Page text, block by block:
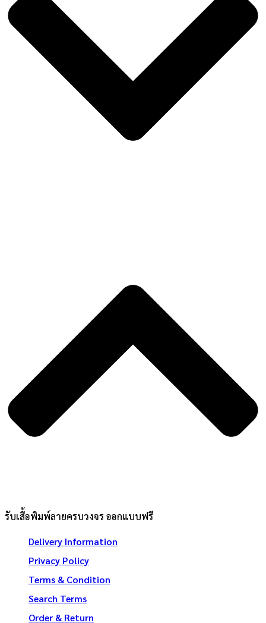
รับเสื้อพิมพ์ลายครบวงจร ออกแบบฟรี
Delivery Information
Privacy Policy
Terms & Condition
Search Terms
Order & Return